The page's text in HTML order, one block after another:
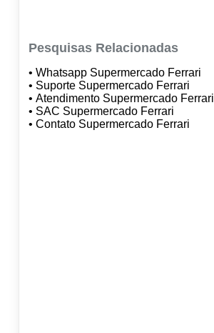
Pesquisas Relacionadas
• Whatsapp Supermercado Ferrari
• Suporte Supermercado Ferrari
• Atendimento Supermercado Ferrari
• SAC Supermercado Ferrari
• Contato Supermercado Ferrari